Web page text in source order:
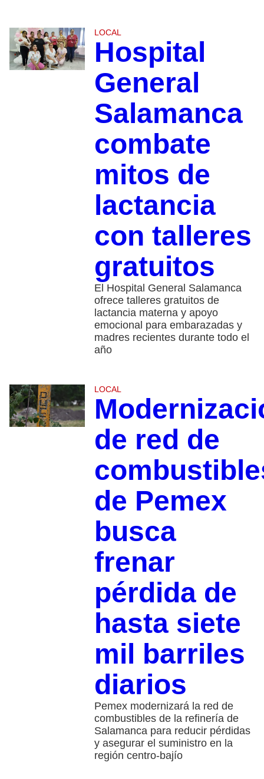
LOCAL
Hospital
General
Salamanca
combate
mitos de
lactancia
con talleres
gratuitos
El Hospital General Salamanca
ofrece talleres gratuitos de
lactancia materna y apoyo
emocional para embarazadas y
madres recientes durante todo el
año
LOCAL
de red de
de Pemex
busca
frenar
pérdida de
hasta siete
mil barriles
diarios
Pemex modernizará la red de
combustibles de la refinería de
Salamanca para reducir pérdidas
y asegurar el suministro en la
región centro-bajío